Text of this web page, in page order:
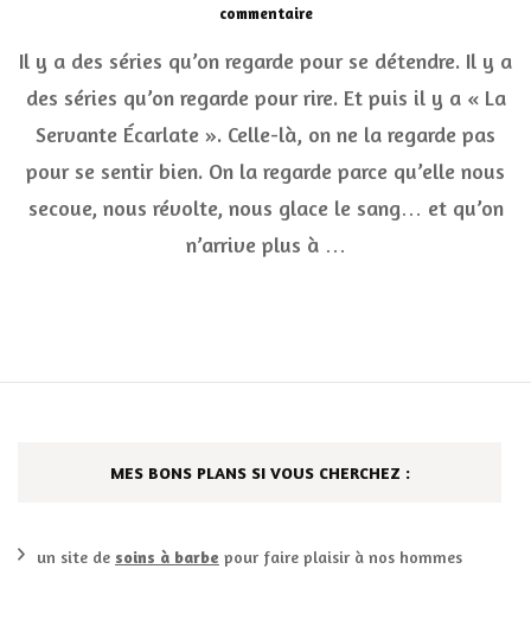
commentairesur
il
regarder
« La
Écarlate »
(même
ça
Il y a des séries qu’on regarde pour se détendre. Il y a
des séries qu’on regarde pour rire. Et puis il y a « La
Servante Écarlate ». Celle-là, on ne la regarde pas
pour se sentir bien. On la regarde parce qu’elle nous
secoue, nous révolte, nous glace le sang… et qu’on
n’arrive plus à …
MES BONS PLANS SI VOUS CHERCHEZ :
un site de soins à barbe pour faire plaisir à nos hommes